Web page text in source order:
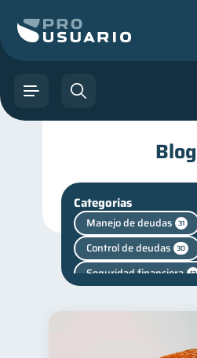
Blog
Categorías
Manejo de deudas 31
Control de deudas 30
Seguridad financiera 13
Cuenta Abandonada 2